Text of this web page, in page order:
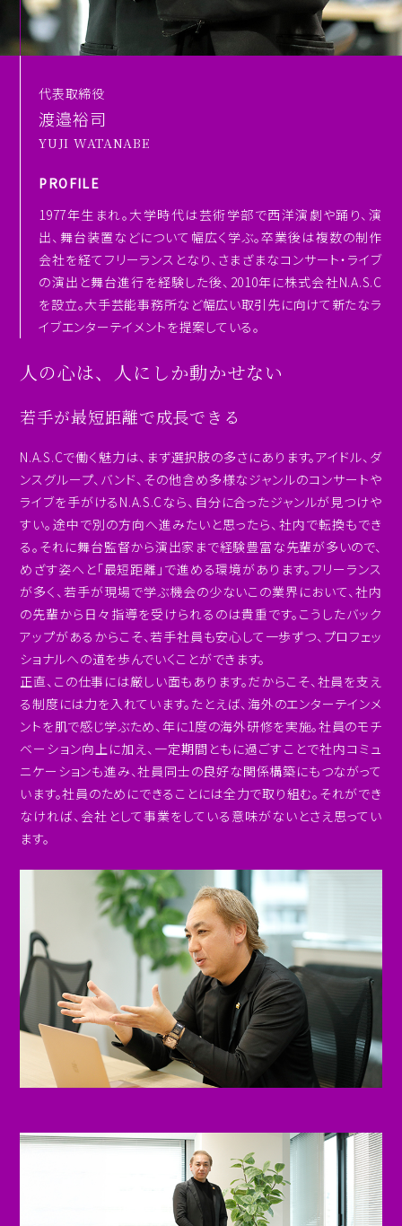
代表取締役
渡邉裕司
YUJI WATANABE
PROFILE
1977年生まれ。大学時代は芸術学部で西洋演劇や踊り、演
出、舞台装置などについて幅広く学ぶ。卒業後は複数の制作
会社を経てフリーランスとなり、さまざまなコンサート・ライブ
の演出と舞台進行を経験した後、2010年に株式会社N.A.S.C
を設立。大手芸能事務所など幅広い取引先に向けて新たなラ
イブエンターテイメントを提案している。
人の心は、人にしか動かせない
若手が最短距離で成長できる
N.A.S.Cで働く魅力は、まず選択肢の多さにあります。アイドル、ダ
ンスグループ、バンド、その他含め多様なジャンルのコンサートや
ライブを手がけるN.A.S.Cなら、自分に合ったジャンルが見つけや
すい。途中で別の方向へ進みたいと思ったら、社内で転換もでき
る。それに舞台監督から演出家まで経験豊富な先輩が多いので、
めざす姿へと「最短距離」で進める環境があります。フリーランス
が多く、若手が現場で学ぶ機会の少ないこの業界において、社内
の先輩から日々指導を受けられるのは貴重です。こうしたバック
アップがあるからこそ、若手社員も安心して一歩ずつ、プロフェッ
ショナルへの道を歩んでいくことができます。
正直、この仕事には厳しい面もあります。だからこそ、社員を支え
る制度には力を入れています。たとえば、海外のエンターテインメ
ントを肌で感じ学ぶため、年に1度の海外研修を実施。社員のモチ
ベーション向上に加え、一定期間ともに過ごすことで社内コミュ
ニケーションも進み、社員同士の良好な関係構築にもつながって
います。社員のためにできることには全力で取り組む。それができ
なければ、会社として事業をしている意味がないとさえ思ってい
ます。